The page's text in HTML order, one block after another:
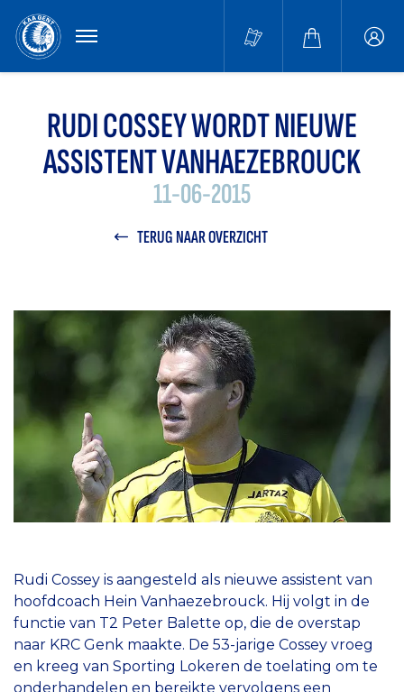
MENU
RUDI COSSEY WORDT NIEUWE
ASSISTENT VANHAEZEBROUCK
11-06-2015
TERUG NAAR OVERZICHT
Rudi Cossey is aangesteld als nieuwe assistent van
hoofdcoach Hein Vanhaezebrouck. Hij volgt in de
functie van T2 Peter Balette op, die de overstap
naar KRC Genk maakte. De 53-jarige Cossey vroeg
en kreeg van Sporting Lokeren de toelating om te
onderhandelen en bereikte vervolgens een